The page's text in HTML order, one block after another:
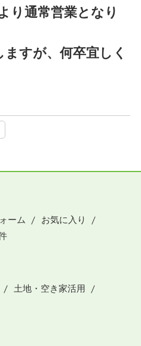
り通常営業となり
すが、何卒宜しく
ーム
お気に入り
土地・空き家活用